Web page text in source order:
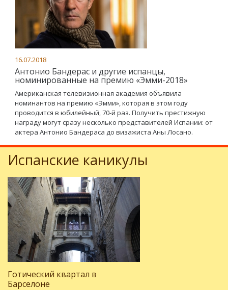
16.07.2018
Антонио Бандерас и другие испанцы,
номинированные на премию «Эмми-2018»
Американская телевизионная академия объявила
номинантов на премию «Эмми», которая в этом году
проводится в юбилейный, 70-й раз. Получить престижную
награду могут сразу несколько представителей Испании: от
актера Антонио Бандераса до визажиста Аны Лосано.
Испанские каникулы
Готический квартал в
Барселоне